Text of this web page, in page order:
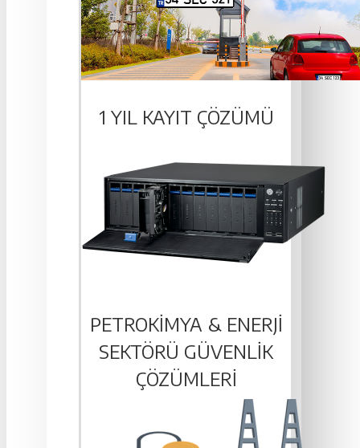
1 YIL KAYIT ÇÖZÜMÜ
PETROKIMYA & ENERJI
SEKTÖRÜ GÜVENLIK
ÇÖZÜMLERI